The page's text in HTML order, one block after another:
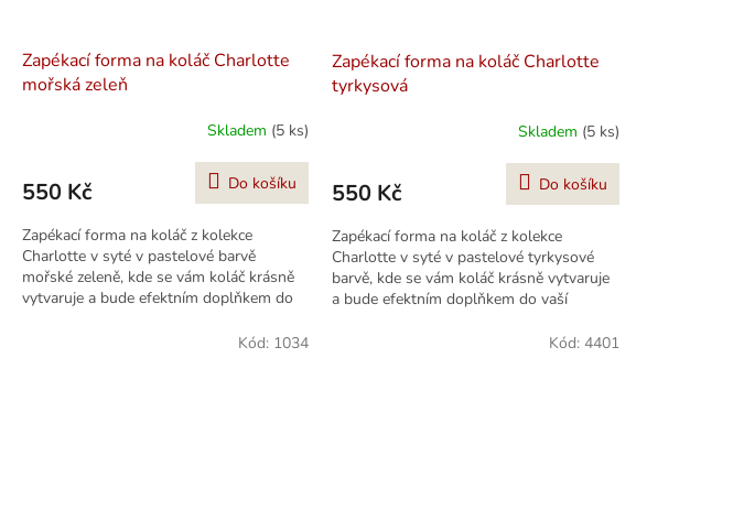
Zapékací forma na koláč Charlotte
mořská zeleň
Skladem (5 ks)
550 Kč Do košíku
Zapékací forma na koláč z kolekce
Charlotte v syté v pastelové barvě
mořské zeleně, kde se vám koláč krásně
vytvaruje a bude efektním doplňkem do
Zapékací forma na koláč Charlotte
tyrkysová
Skladem (5 ks)
550 Kč Do košíku
Zapékací forma na koláč z kolekce
Charlotte v syté v pastelové tyrkysové
barvě, kde se vám koláč krásně vytvaruje
a bude efektním doplňkem do vaší
Kód: 1034 Kód: 4401